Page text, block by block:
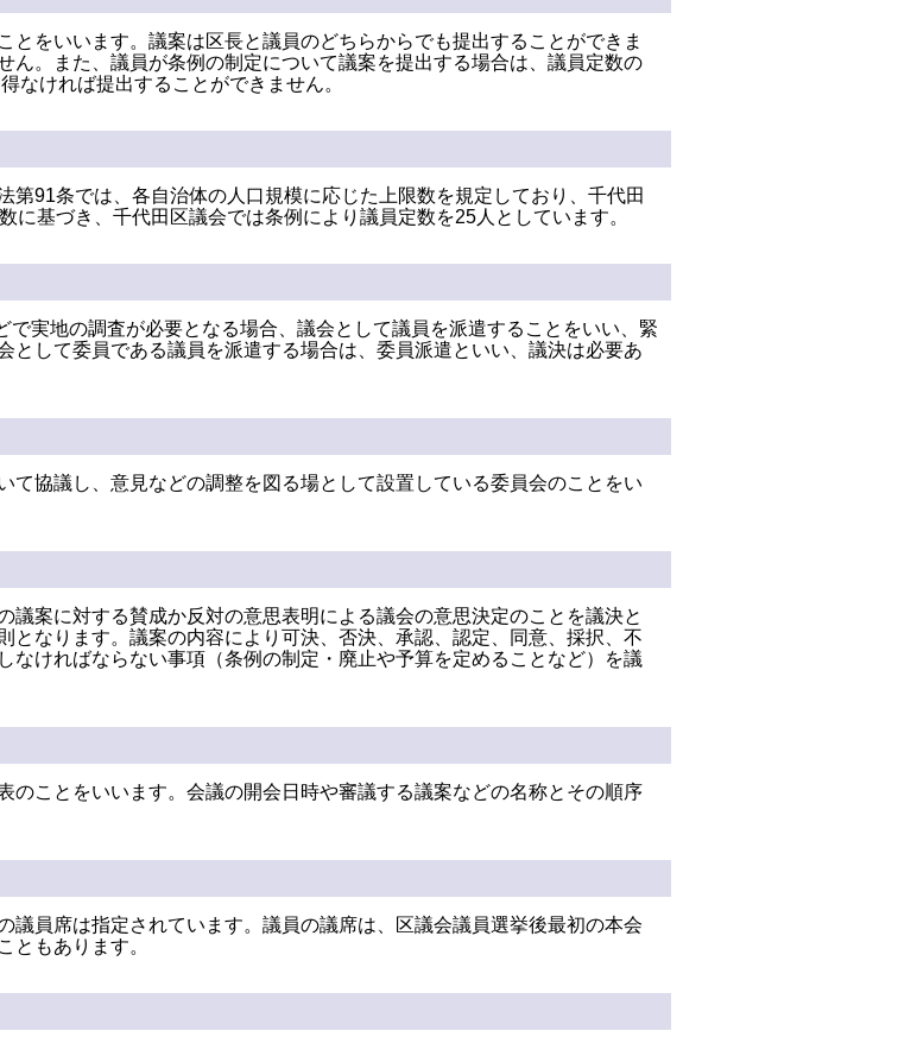
をいいます。議案は区長と議員のどちらからでも提出することができま
ん。また、議員が条例の制定について議案を提出する場合は、議員定数の
なければ提出することができません。
第91条では、各自治体の人口規模に応じた上限数を規定しており、千代田
に基づき、千代田区議会では条例により議員定数を25人としています。
実地の調査が必要となる場合、議会として議員を派遣することをいい、緊
として委員である議員を派遣する場合は、委員派遣といい、議決は必要あ
て協議し、意見などの調整を図る場として設置している委員会のことをい
議案に対する賛成か反対の意思表明による議会の意思決定のことを議決と
となります。議案の内容により可決、否決、承認、認定、同意、採択、不
なければならない事項（条例の制定・廃止や予算を定めることなど）を議
のことをいいます。会議の開会日時や審議する議案などの名称とその順序
議員席は指定されています。議員の議席は、区議会議員選挙後最初の本会
ともあります。